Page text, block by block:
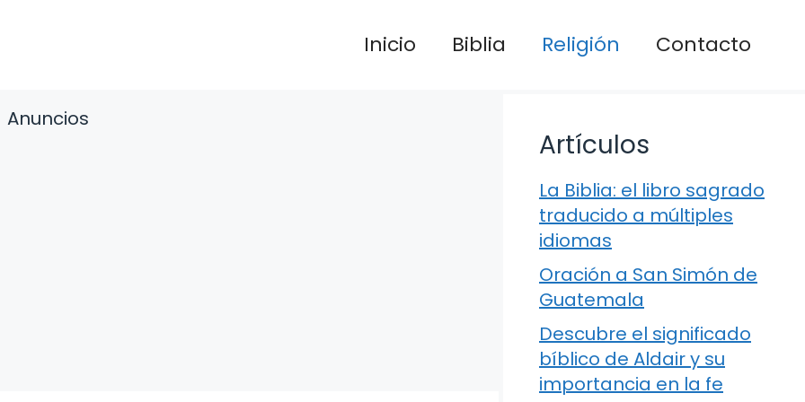
Inicio Biblia Religión Contacto
Anuncios
Artículos
La Biblia: el libro sagrado
traducido a múltiples
idiomas
Oración a San Simón de
Guatemala
Descubre el significado
bíblico de Aldair y su
importancia en la fe